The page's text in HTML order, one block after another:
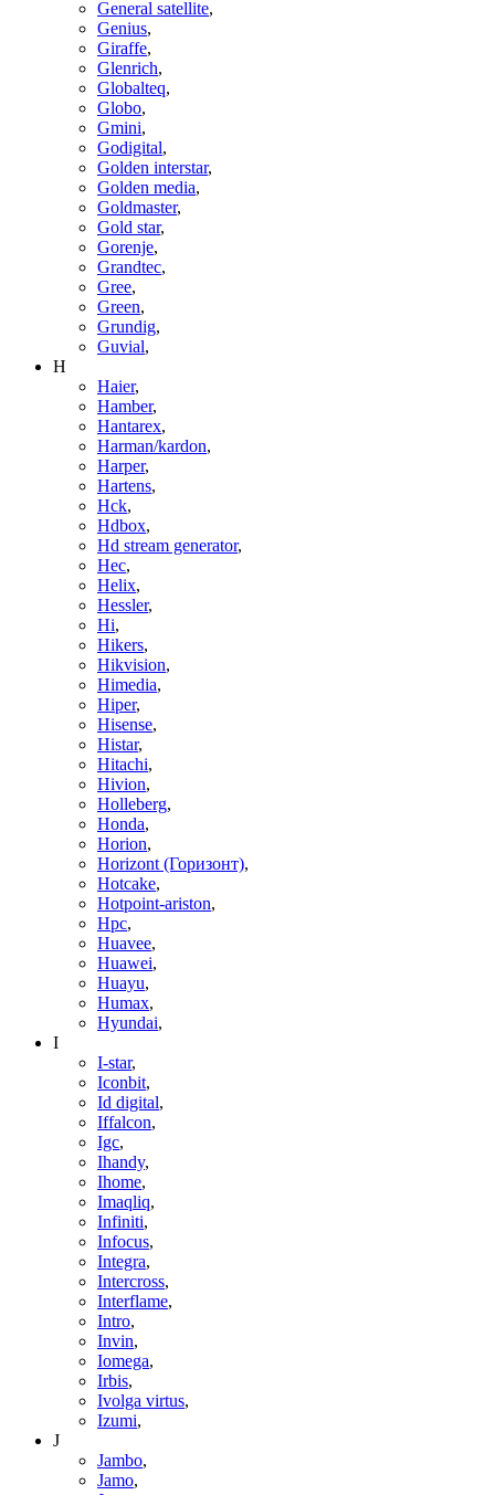
General satellite,
Genius,
Giraffe,
Glenrich,
Globalteq,
Globo,
Gmini,
Godigital,
Golden interstar,
Golden media,
Goldmaster,
Gold star,
Gorenje,
Grandtec,
Gree,
Green,
Grundig,
Guvial,
H
Haier,
Hamber,
Hantarex,
Harman/kardon,
Harper,
Hartens,
Hck,
Hdbox,
Hd stream generator,
Hec,
Helix,
Hessler,
Hi,
Hikers,
Hikvision,
Himedia,
Hiper,
Hisense,
Histar,
Hitachi,
Hivion,
Holleberg,
Honda,
Horion,
Horizont (Горизонт),
Hotcake,
Hotpoint-ariston,
Hpc,
Huavee,
Huawei,
Huayu,
Humax,
Hyundai,
I
I-star,
Iconbit,
Id digital,
Iffalcon,
Igc,
Ihandy,
Ihome,
Imaqliq,
Infiniti,
Infocus,
Integra,
Intercross,
Interflame,
Intro,
Invin,
Iomega,
Irbis,
Ivolga virtus,
Izumi,
J
Jambo,
Jamo,